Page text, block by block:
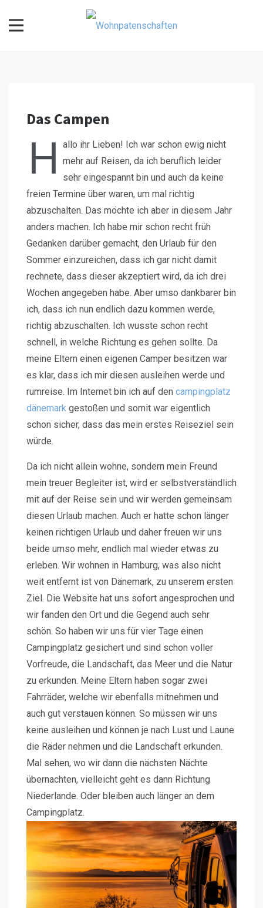
content
Das Campen
H
allo ihr Lieben! Ich war schon ewig nicht
mehr auf Reisen, da ich beruflich leider
sehr eingespannt bin und auch da keine
freien Termine über waren, um mal richtig
abzuschalten. Das möchte ich aber in diesem Jahr
anders machen. Ich habe mir schon recht früh
Gedanken darüber gemacht, den Urlaub für den
Sommer einzureichen, dass ich gar nicht damit
rechnete, dass dieser akzeptiert wird, da ich drei
Wochen angegeben habe. Aber umso dankbarer bin
ich, dass ich nun endlich dazu kommen werde,
richtig abzuschalten. Ich wusste schon recht
schnell, in welche Richtung es gehen sollte. Da
meine Eltern einen eigenen Camper besitzen war
es klar, dass ich mir diesen ausleihen werde und
rumreise. Im Internet bin ich auf den campingplatz
dänemark gestoßen und somit war eigentlich
schon sicher, dass das mein erstes Reiseziel sein
würde.
Da ich nicht allein wohne, sondern mein Freund
mein treuer Begleiter ist, wird er selbstverständlich
mit auf der Reise sein und wir werden gemeinsam
diesen Urlaub machen. Auch er hatte schon länger
keinen richtigen Urlaub und daher freuen wir uns
beide umso mehr, endlich mal wieder etwas zu
erleben. Wir wohnen in Hamburg, was also nicht
weit entfernt ist von Dänemark, zu unserem ersten
Ziel. Die Website hat uns sofort angesprochen und
wir fanden den Ort und die Gegend auch sehr
schön. So haben wir uns für vier Tage einen
Campingplatz gesichert und sind schon voller
Vorfreude, die Landschaft, das Meer und die Natur
zu erkunden. Meine Eltern haben sogar zwei
Fahrräder, welche wir ebenfalls mitnehmen und
auch gut verstauen können. So müssen wir uns
keine ausleihen und können je nach Lust und Laune
die Räder nehmen und die Landschaft erkunden.
Mal sehen, wo wir dann die nächsten Nächte
übernachten, vielleicht geht es dann Richtung
Niederlande. Oder bleiben auch länger an dem
Campingplatz.